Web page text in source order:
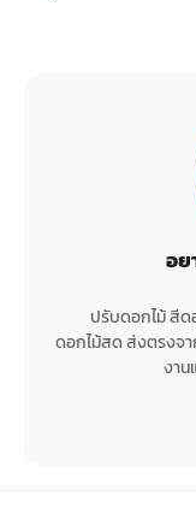
อย
ปรับดอกไม้ สีด
ดอกไม้สด ส่งตรงจ
งาน